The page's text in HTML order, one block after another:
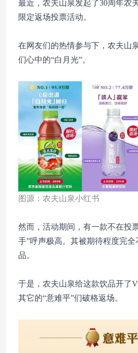
最近，农夫山泉发起了30周年农
限定返场投票活动。
在网友们的热情参与下，农夫山
们心中的“白月光”。
图源：农夫山泉小红书
然而，活动期间，有一款不在投
手”呼声极高。其被期待程度完
品。
于是，农夫山泉给这款饮品开了
其它的“意难平”们破格返场。